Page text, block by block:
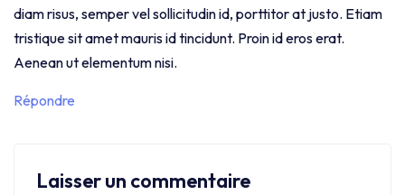
diam risus, semper vel sollicitudin id, porttitor at justo. Etiam
tristique sit amet mauris id tincidunt. Proin id eros erat.
Aenean ut elementum nisi.
Répondre
Laisser un commentaire